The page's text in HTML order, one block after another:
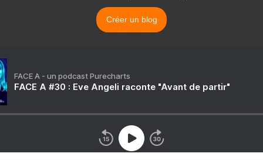
Créer un blog
FACE A - un podcast Purecharts
FACE A #30 : Eve Angeli raconte "Avant de partir"